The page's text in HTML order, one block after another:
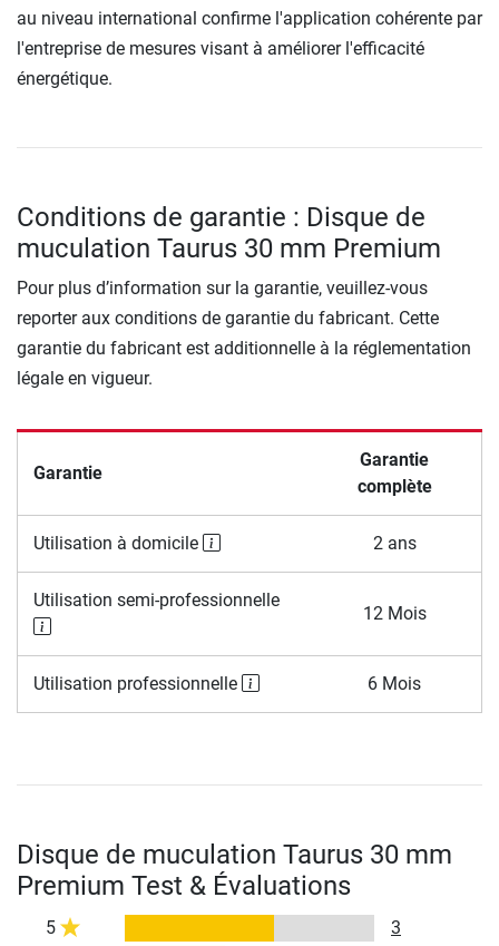
au niveau international confirme l'application cohérente par
l'entreprise de mesures visant à améliorer l'efficacité
énergétique.
Conditions de garantie : Disque de
muculation Taurus 30 mm Premium
Pour plus d’information sur la garantie, veuillez-vous
reporter aux conditions de garantie du fabricant. Cette
garantie du fabricant est additionnelle à la réglementation
légale en vigueur.
Garantie
Garantie
complète
Utilisation à domicile 2 ans
Utilisation semi-professionnelle
12 Mois
Utilisation professionnelle 6 Mois
Disque de muculation Taurus 30 mm
Premium Test & Évaluations
5
3